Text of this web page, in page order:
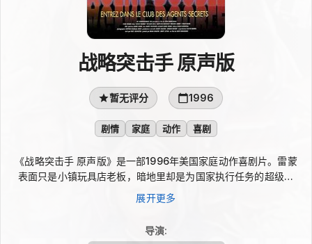
战略突击手 原声版
暂无评分 1996
剧情 家庭 动作 喜剧
《战略突击手 原声版》是一部1996年美国家庭动作喜剧片。雷蒙
表面只是小镇玩具店老板，暗地里却是为国家执行任务的超级特
务。长期奔波让他错过儿子的棒球比赛，也没能见到妻子最后一
面。尽管他努力隐藏身份，仇家仍然找上门并将他囚禁，而唯一可
展开更多
导演: